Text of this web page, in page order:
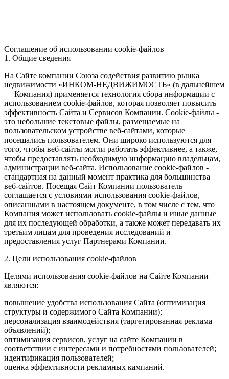
Соглашение об использовании cookie-файлов
1. Общие сведения
На Сайте компании Союза содействия развитию рынка
недвижимости «ИНКОМ-НЕДВИЖИМОСТЬ» (в дальнейшем
— Компания) применяется технология сбора информации с
использованием cookie-файлов, которая позволяет повысить
эффективность Сайта и Сервисов Компании. Сookie-файлы -
это небольшие текстовые файлы, размещаемые на
пользовательском устройстве веб-сайтами, которые
посещались пользователем. Они широко используются для
того, чтобы веб-сайты могли работать эффективнее, а также,
чтобы предоставлять необходимую информацию владельцам,
администрации веб-сайта. Использование cookie-файлов -
стандартная на данный момент практика для большинства
веб-сайтов. Посещая Сайт Компании пользователь
соглашается с условиями использования cookie-файлов,
описанными в настоящем документе, в том числе с тем, что
Компания может использовать cookie-файлы и иные данные
для их последующей обработки, а также может передавать их
третьим лицам для проведения исследований и
предоставления услуг Партнерами Компании.
2. Цели использования cookie-файлов
Целями использования cookie-файлов на Сайте Компании
являются:
повышение удобства использования Сайта (оптимизация
структуры и содержимого Сайта Компании);
персонализация взаимодействия (таргетированная реклама
объявлений);
оптимизация сервисов, услуг на сайте Компании в
соответствии с интересами и потребностями пользователей;
идентификация пользователей;
оценка эффективности рекламных кампаний.